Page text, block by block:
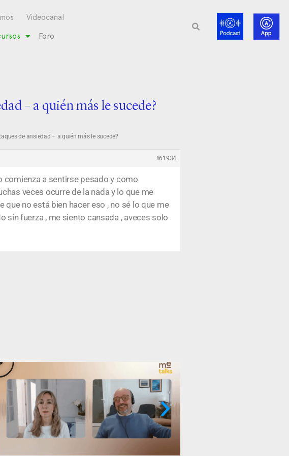
Videocanal
Foro
– a quién más le sucede?
de ansiedad – a quién más le sucede?
#61934
comienza a sentirse pesado y como
veces ocurre de la nada y lo que me
no está bien hacer eso , no sé lo que me
fuerza , me siento cansada , aveces solo